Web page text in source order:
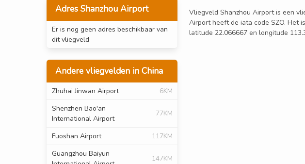
Adres Shanzhou Airport
Er is nog geen adres beschikbaar van
dit vliegveld
Andere vliegvelden in China
Zhuhai Jinwan Airport
6KM
Shenzhen Bao'an
International Airport
77KM
Fuoshan Airport
117KM
Guangzhou Baiyun
147KM
Vliegveld Shanzhou Airport is een
Airport heeft de iata code SZO. Het
latitude 22.066667 en longitude